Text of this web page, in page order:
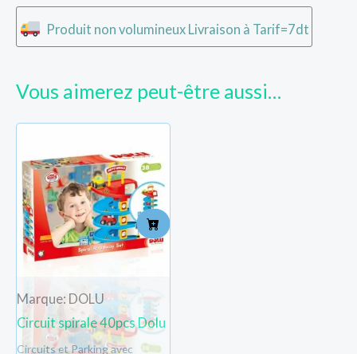
Produit non volumineux Livraison à Tarif=7dt
Vous aimerez peut-être aussi…
Marque: DOLU
Circuit spirale 40pcs Dolu
Circuits et Parking avec